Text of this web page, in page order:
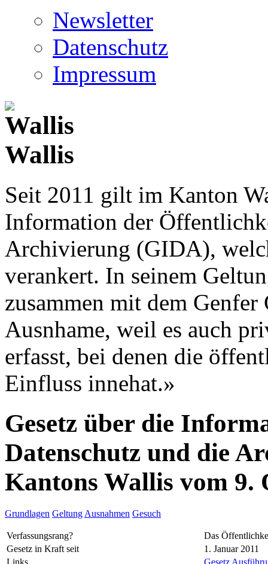
Newsletter
Datenschutz
Impressum
Wallis
Seit 2011 gilt im Kanton
Information der
Archivierung (GIDA),
verankert. In seinem
zusammen mit dem Genfer
Ausnhame, weil es auch
erfasst, bei denen die
Einfluss innehat.»
Gesetz über die
Datenschutz und die
Kantons Wallis vom 9.
Grundlagen Geltung Ausnahmen Gesuch
Verfassungsrang?
Das
Gesetz in Kraft seit
1. Januar 2011
Links
Gesetz